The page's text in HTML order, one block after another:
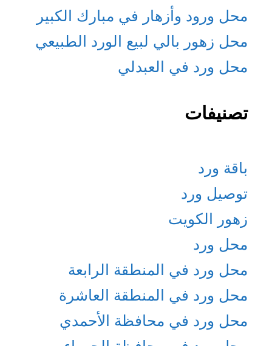
محل ورود وأزهار في مبارك الكبير
محل زهور بالي لبيع الورد الطبيعي
محل ورد في العبدلي
تصنيفات
باقة ورد
توصيل ورد
زهور الكويت
محل ورد
محل ورد في المنطقة الرابعة
محل ورد في المنطقة العاشرة
محل ورد في محافظة الأحمدي